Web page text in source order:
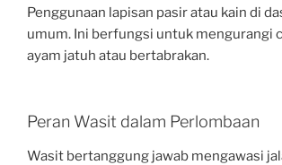
Penggunaan lapisan pasir atau kain di
umum. Ini berfungsi untuk mengurangi
ayam jatuh atau bertabrakan.
Peran Wasit dalam Perlombaan
Wasit bertanggung jawab mengawasi